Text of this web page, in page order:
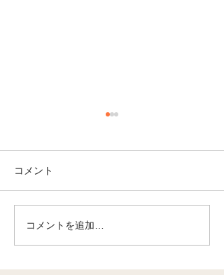
【募集中】４月のセル
フ・コンパッション瞑想
コメント
コメントを追加…